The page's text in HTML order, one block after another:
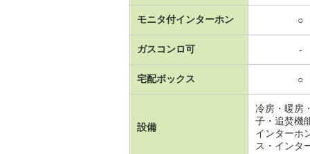
モニタ付インターホン ○
ガスコンロ可 -
宅配ボックス ○
設備
冷房・暖房
子・追焚機
インターホ
ス・インタ